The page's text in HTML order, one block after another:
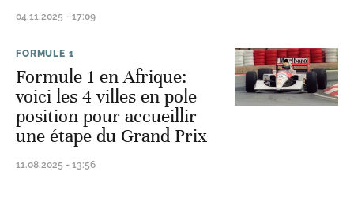
04.11.2025 - 17:09
FORMULE 1
Formule 1 en Afrique:
voici les 4 villes en pole
position pour accueillir
une étape du Grand Prix
11.08.2025 - 13:56